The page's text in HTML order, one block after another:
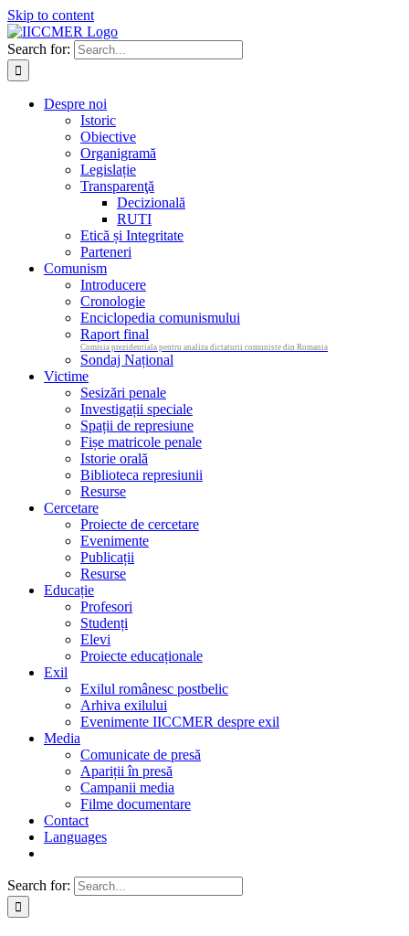
Skip to content
Search for:
Despre noi
Istoric
Obiective
Organigramă
Legislație
Transparenţă
Decizională
RUTI
Etică și Integritate
Parteneri
Comunism
Introducere
Cronologie
Enciclopedia comunismului
Raport final
Comisia prezidentiala pentru analiza dictaturii comuniste din Romania
Sondaj Național
Victime
Sesizări penale
Investigații speciale
Spații de represiune
Fișe matricole penale
Istorie orală
Biblioteca represiunii
Resurse
Cercetare
Proiecte de cercetare
Evenimente
Publicații
Resurse
Educație
Profesori
Studenți
Elevi
Proiecte educaționale
Exil
Exilul românesc postbelic
Arhiva exilului
Evenimente IICCMER despre exil
Media
Comunicate de presă
Apariții în presă
Campanii media
Filme documentare
Contact
Languages
Search for: